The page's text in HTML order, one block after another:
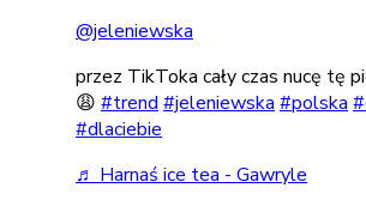
@jeleniewska
przez TikToka cały czas nucę tę
😩 #trend#jeleniewska#polska
#dlaciebie
♬ Harnaś ice tea - Gawryle